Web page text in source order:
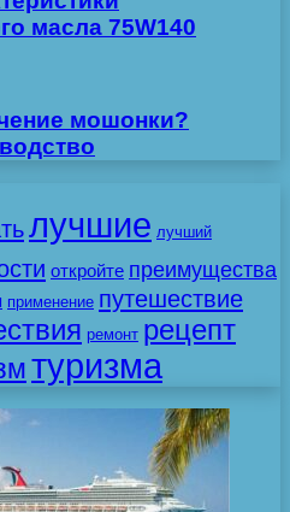
масла 75W140
мошонки?
лучшие лучший
откройте преимущества
применение путешествие
ремонт рецепт
туризма